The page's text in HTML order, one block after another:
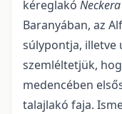
kéreglakó
Baranyában, az
súlypontja, illetve
szemléltetjük,
medencében
talajlakó faja.